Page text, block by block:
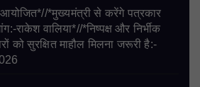
*मुख्यमंत्री से करेंगे पत्रकार
राकेश वालिया*//*निष्पक्ष और निर्भीक
को सुरक्षित माहौल मिलना जरूरी है:-